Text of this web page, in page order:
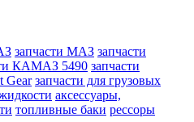
запчасти МАЗ запчасти
КАМАЗ 5490 запчасти
Gear запчасти для грузовых
аксессуары,
топливные баки рессоры